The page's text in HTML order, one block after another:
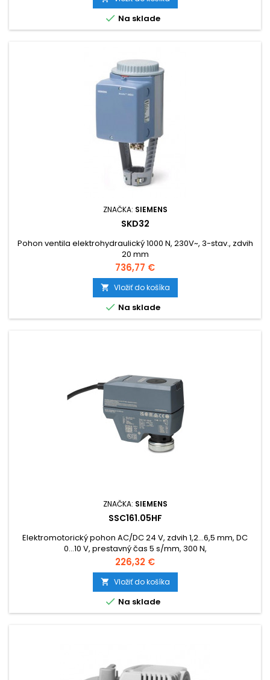
 Na sklade
ZNAČKA: SIEMENS
SKD32
Pohon ventila elektrohydraulický 1000 N, 230V~, 3-stav., zdvih
20 mm
Cena
736,77 €
 Vložiť do košíka
 Na sklade
ZNAČKA: SIEMENS
SSC161.05HF
Elektromotorický pohon AC/DC 24 V, zdvih 1,2...6,5 mm, DC
0...10 V, prestavný čas 5 s/mm, 300 N,
Cena
226,32 €
 Vložiť do košíka
 Na sklade